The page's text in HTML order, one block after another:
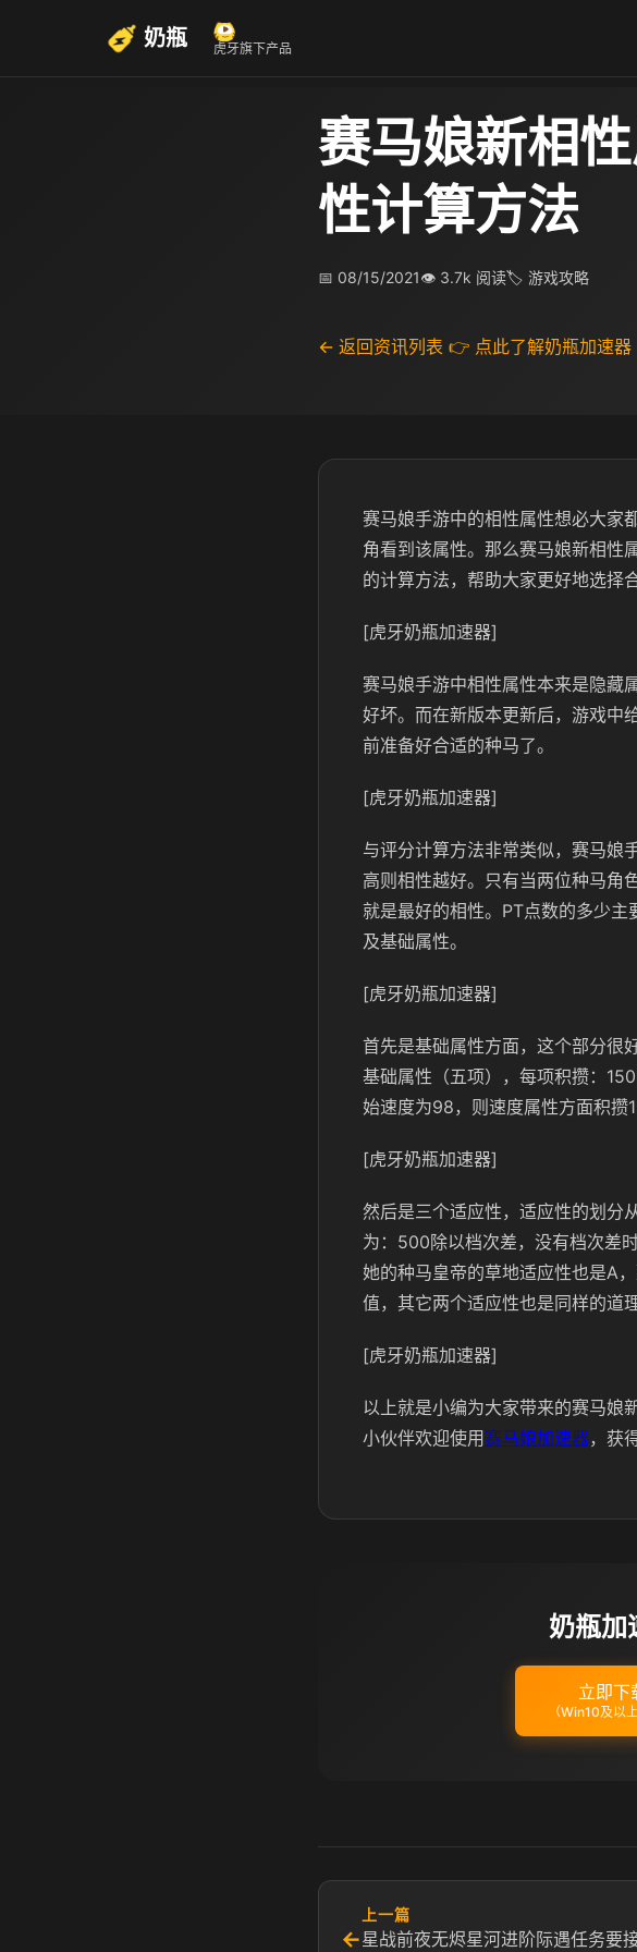
奶瓶 虎牙旗下产品
赛马娘新相
性计算方法
📅 08/15/2021👁 3.7k 阅读🏷 游戏攻略
← 返回资讯列表 👉 点此了解奶瓶加速器
赛马娘手游中的相性属性想必大家
角看到该属性。那么赛马娘新相性
的计算方法，帮助大家更好地选择
[虎牙奶瓶加速器]
赛马娘手游中相性属性本来是隐藏
好坏。而在新版本更新后，游戏中
前准备好合适的种马了。
[虎牙奶瓶加速器]
与评分计算方法非常类似，赛马娘
高则相性越好。只有当两位种马角
就是最好的相性。PT点数的多少
及基础属性。
[虎牙奶瓶加速器]
首先是基础属性方面，这个部分很
基础属性（五项），每项积攒：
始速度为98，则速度属性方面积攒
[虎牙奶瓶加速器]
然后是三个适应性，适应性的划分
为：500除以档次差，没有档次差
她的种马皇帝的草地适应性也是A
值，其它两个适应性也是同样的道
[虎牙奶瓶加速器]
以上就是小编为大家带来的赛马娘
小伙伴欢迎使用赛马娘加速器，获
奶瓶加
立即下
（Win10及以
←
上一篇
星战前夜无烬星河进阶际遇任务要